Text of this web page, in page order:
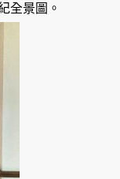
全景圖。